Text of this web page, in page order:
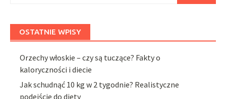
OSTATNIE WPISY
Orzechy włoskie – czy są tuczące? Fakty o
kaloryczności i diecie
Jak schudnąć 10 kg w 2 tygodnie? Realistyczne
podejście do diety